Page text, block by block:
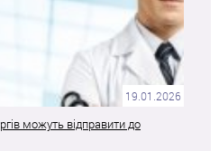
19.01.2026
можуть відправити до